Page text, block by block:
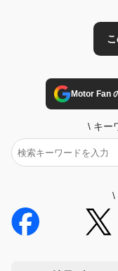
Motor Fan
\ キー
\